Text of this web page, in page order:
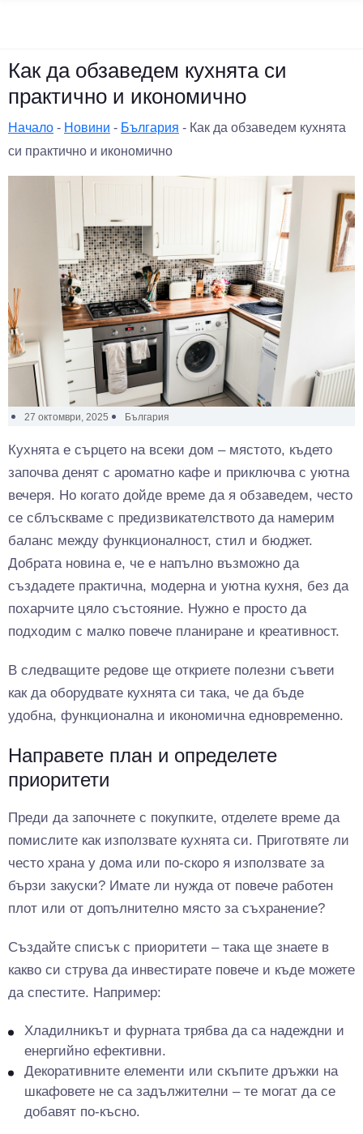
Как да обзаведем кухнята си
практично и икономично
Начало - Новини - България - Как да обзаведем кухнята
си практично и икономично
27 октомври, 2025 България
Кухнята е сърцето на всеки дом – мястото, където
започва денят с ароматно кафе и приключва с уютна
вечеря. Но когато дойде време да я обзаведем, често
се сблъскваме с предизвикателството да намерим
баланс между функционалност, стил и бюджет.
Добрата новина е, че е напълно възможно да
създадете практична, модерна и уютна кухня, без да
похарчите цяло състояние. Нужно е просто да
подходим с малко повече планиране и креативност.
В следващите редове ще откриете полезни съвети
как да оборудвате кухнята си така, че да бъде
удобна, функционална и икономична едновременно.
Направете план и определете
приоритети
Преди да започнете с покупките, отделете време да
помислите как използвате кухнята си. Приготвяте ли
често храна у дома или по-скоро я използвате за
бързи закуски? Имате ли нужда от повече работен
плот или от допълнително място за съхранение?
Създайте списък с приоритети – така ще знаете в
какво си струва да инвестирате повече и къде можете
да спестите. Например:
Хладилникът и фурната трябва да са надеждни и
енергийно ефективни.
Декоративните елементи или скъпите дръжки на
шкафовете не са задължителни – те могат да се
добавят по-късно.